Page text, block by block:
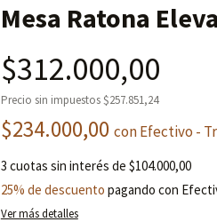
Mesa Ratona
$312.000,00
Precio sin impuestos$257.851,24
$234.000,00 conEfectivo -
3 cuotas sin interés de $104.000,00
25% de descuento pagando con
Ver más detalles